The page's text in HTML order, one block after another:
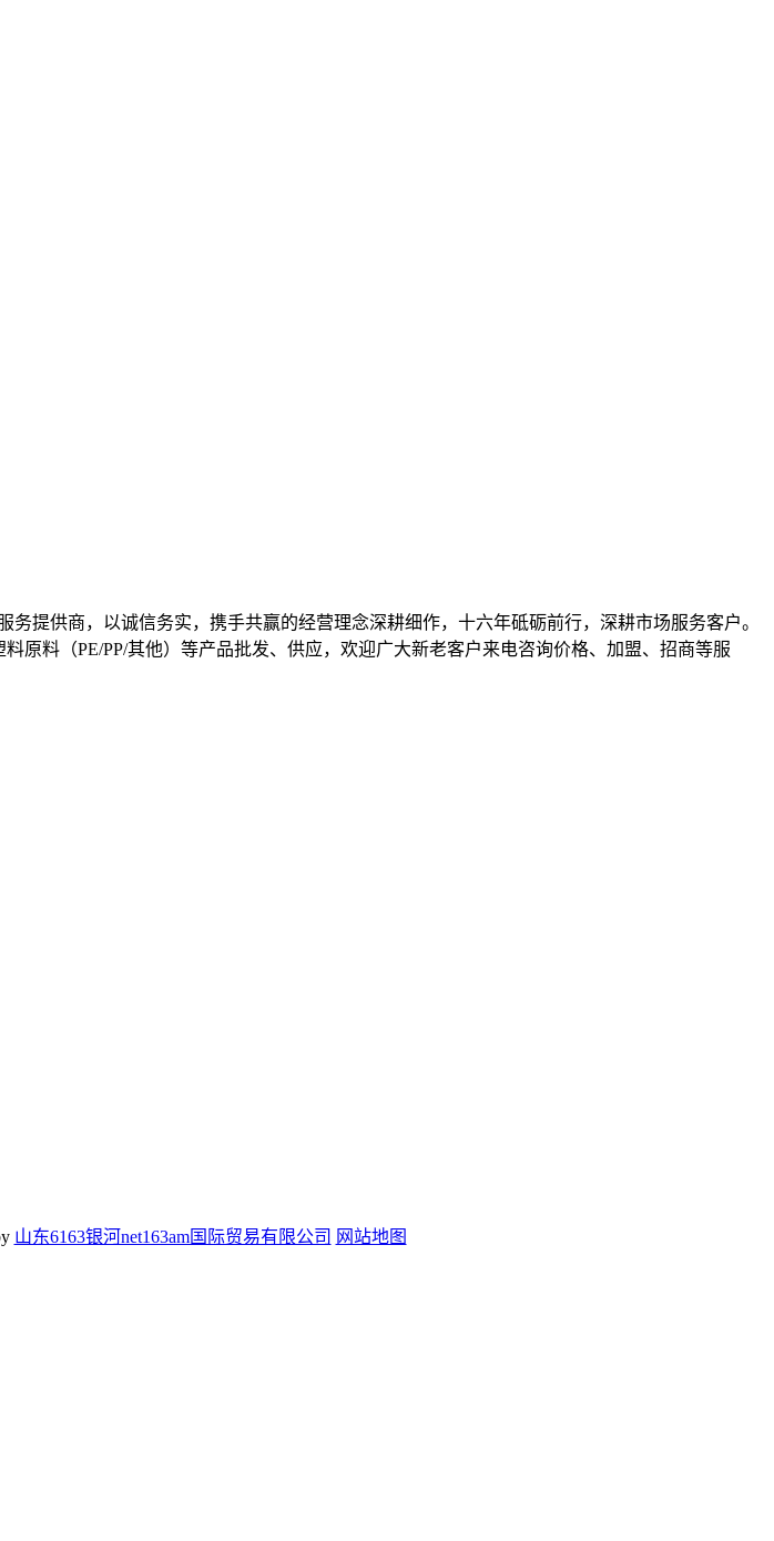
务提供商，以诚信务实，携手共赢的经营理念深耕细作，十六年砥砺前行，深耕市场服务客户。
原料（PE/PP/其他）等产品批发、供应，欢迎广大新老客户来电咨询价格、加盟、招商等服
山东6163银河net163am国际贸易有限公司 网站地图